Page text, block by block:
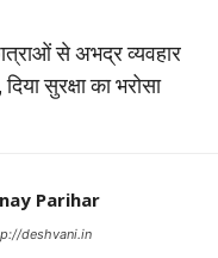
से अभद्र व्यवहार
सुरक्षा का भरोसा
Parihar
deshvani.in